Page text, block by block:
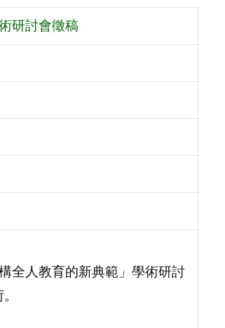
研討會徵稿
全人教育的新典範」學術研討